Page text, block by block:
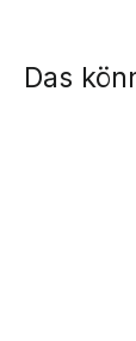
Das